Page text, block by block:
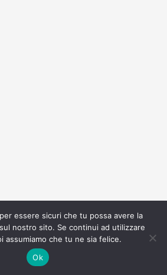
essere sicuri che tu possa avere la
nostro sito. Se continui ad utilizzare
assumiamo che tu ne sia felice.
Ok